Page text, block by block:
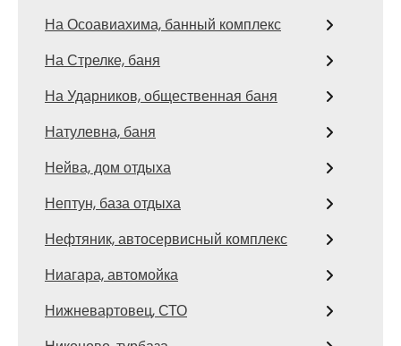
На Осоавиахима, банный комплекс
На Стрелке, баня
На Ударников, общественная баня
Натулевна, баня
Нейва, дом отдыха
Нептун, база отдыха
Нефтяник, автосервисный комплекс
Ниагара, автомойка
Нижневартовец, СТО